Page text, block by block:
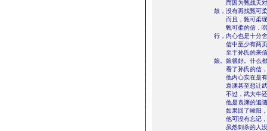
而因为甄战天对
鼓，没有再找甄可
而且，甄可柔现
甄可柔的信，唠
行，内心也是十分
信中至少有两页
至于孙氏的来信
娘。娘很好。什么
看了孙氏的信，
他内心实在是有
袁渊甚至想让武
不过，武大牛还
他是袁渊的追随
如果回了峻阳，
他可没有忘记，
虽然刺杀的人没